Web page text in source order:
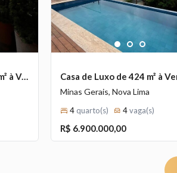
Cobertura Duplex de 591 m² à Venda com 5 Suítes e Vista Deslumbrante no Mangabeiras, Belo Horizonte - MG
1 2 3
Minas Gerais, Nova Lima
4 quarto(s) 4vaga(s)
R$ 6.900.000,00